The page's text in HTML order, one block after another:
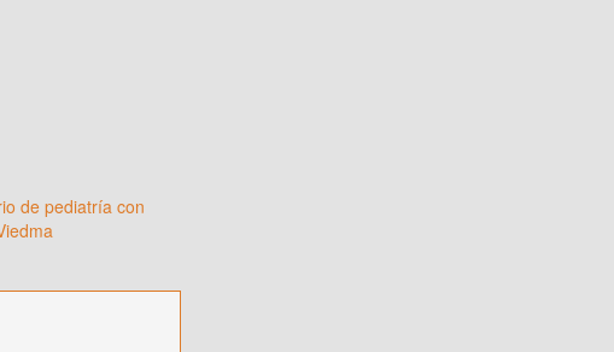
de pediatría con